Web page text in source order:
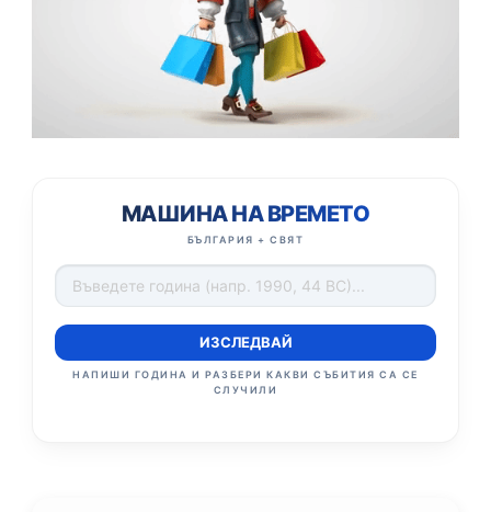
МАШИНА НА ВРЕМЕТО
БЪЛГАРИЯ + СВЯТ
ИЗСЛЕДВАЙ
НАПИШИ ГОДИНА И РАЗБЕРИ КАКВИ СЪБИТИЯ СА СЕ
СЛУЧИЛИ